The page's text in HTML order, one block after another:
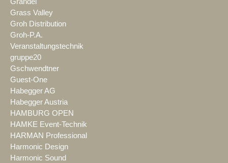
Grass Valley
Groh Distribution
Groh-P.A.
Veranstaltungstechnik
gruppe20
Gschwendtner
Guest-One
Habegger AG
Habegger Austria
HAMBURG OPEN
HAMKE Event-Technik
HARMAN Professional
Harmonic Design
Harmonic Sound